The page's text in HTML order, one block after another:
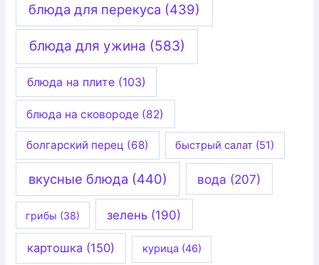
блюда для перекуса (439)
блюда для ужина (583)
блюда на плите(103)
блюда на сковороде (82)
болгарский перец (68) быстрый салат (51)
вкусные блюда (440) вода (207)
грибы (38) зелень (190)
картошка (150) курица (46)